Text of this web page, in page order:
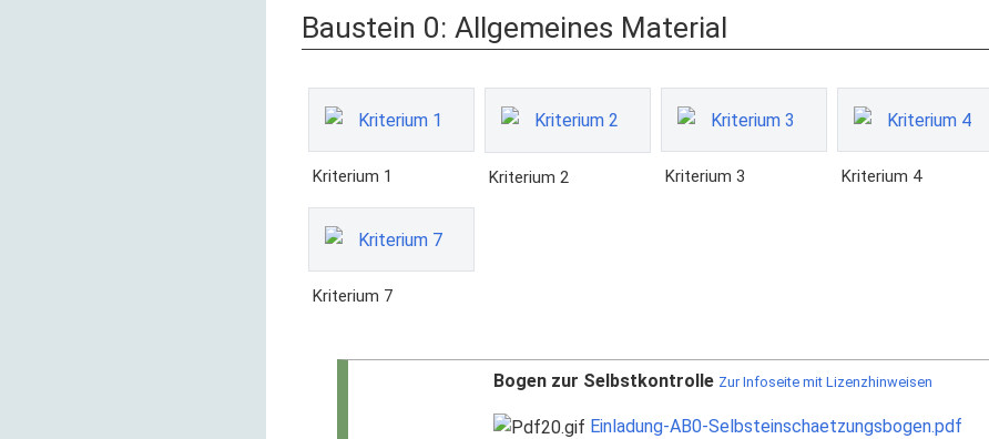
Baustein 0: Allgemeines Material
Kriterium 1 Kriterium 2 Kriterium 3 Kriterium 4
Kriterium 7
Bogen zur Selbstkontrolle Zur Infoseite mit Lizenzhinweisen
Einladung-AB0-Selbsteinschaetzungsbogen.pdf